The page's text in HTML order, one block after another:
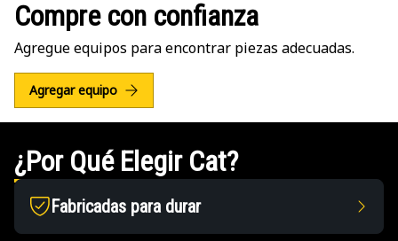
Compre con confianza
Agregue equipos para encontrar piezas adecuadas.
Agregar equipo
¿Por Qué Elegir Cat?
Fabricadas para durar